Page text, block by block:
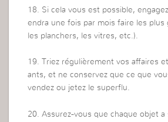
18. Si cela vous est possible,
endra une fois par mois faire les plus
les planchers, les vitres, etc.).
19. Triez régulièrement vos affaires
ants, et ne conservez que ce que
vendez ou jetez le superflu.
20. Assurez-vous que chaque objet